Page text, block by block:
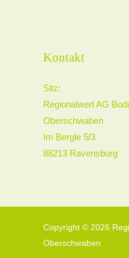
Kontakt
Sitz:
Regionalwert AG
Oberschwaben
Im Bergle 5/3
88213 Ravensburg
Copyright © 2026
Oberschwaben